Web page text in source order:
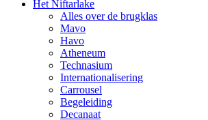
Het Niftarlake
Alles over de brugklas
Mavo
Havo
Atheneum
Technasium
Internationalisering
Carrousel
Begeleiding
Decanaat